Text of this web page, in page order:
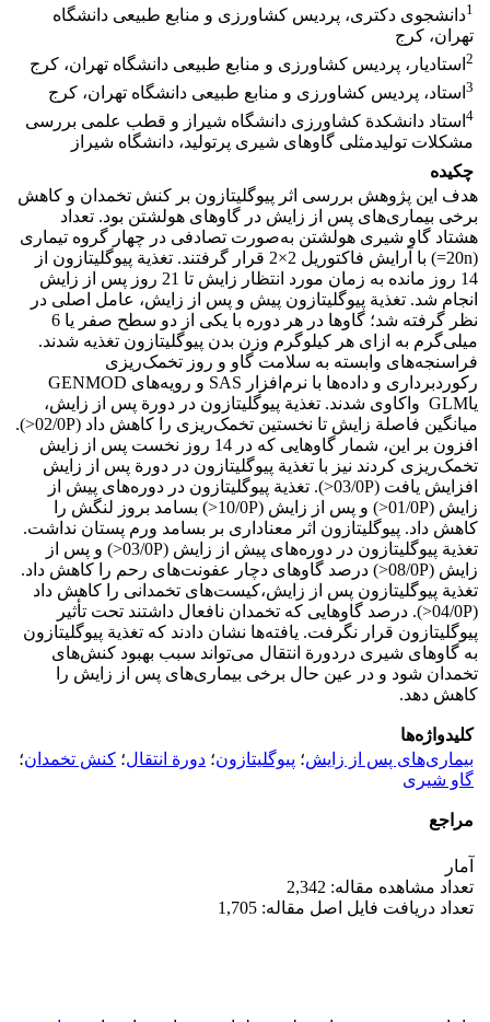
1دانشجوی دکتری، پردیس کشاورزی و منابع طبیعی دانشگاه
تهران، کرج
2 استادیار، پردیس کشاورزی و منابع طبیعی دانشگاه تهران، کرج
3 استاد، پردیس کشاورزی و منابع طبیعی دانشگاه تهران، کرج
4 استاد دانشکدة کشاورزی دانشگاه شیراز و قطب علمی بررسی
مشکلات تولیدمثلی گاوهای شیری پرتولید، دانشگاه شیراز
چکیده
هدف این پژوهش بررسی اثر پیوگلیتازون بر کنش تخمدان و کاهش
برخی بیماری‌های پس از زایش در گاوهای هولشتن بود. تعداد
هشتاد گاو شیری هولشتن به‌صورت تصادفی در چهار گروه تیماری
(20n=) با آرایش فاکتوریل 2×2 قرار گرفتند. تغذیة پیوگلیتازون از
14 روز مانده به زمان مورد انتظار زایش تا 21 روز پس از زایش
انجام شد. تغذیة پیوگلیتازون پیش و پس از زایش، عامل اصلی در
نظر گرفته شد؛ گاوها در هر دوره با یکی از دو سطح صفر یا 6
میلی‌گرم به ازای هر کیلوگرم وزن بدن پیوگلیتازون تغذیه شدند.
فراسنجه‌های وابسته به سلامت گاو و روز تخمک‌ریزی
رکوردبرداری و داده‌ها با نرم‌افزار SAS و رویه‌های GENMOD
یاGLM واکاوی شدند. تغذیة پیوگلیتازون در دورة پس از زایش،
میانگین فاصلة زایش تا نخستین تخمک‌ریزی را کاهش داد (02/0P<).
افزون بر این، شمار گاوهایی که در 14 روز نخست پس از زایش
تخمک‌ریزی کردند نیز با تغذیة پیوگلیتازون در دورة پس از زایش
افزایش یافت (03/0P<). تغذیة پیوگلیتازون در دوره‌های پیش از
زایش (01/0P<) و پس از زایش (10/0P<) بسامد بروز لنگش را
کاهش داد. پیوگلیتازون اثر معناداری بر بسامد ورم پستان نداشت.
تغذیة پیوگلیتازون در دوره‌های پیش از زایش (03/0P<) و پس از
زایش (08/0P<) درصد گاوهای دچار عفونت‌های رحم را کاهش داد.
تغذیة پیوگلیتازون پس از زایش،کیست‌های تخمدانی را کاهش داد
(04/0P<). درصد گاوهایی که تخمدان نافعال داشتند تحت تأثیر
پیوگلیتازون قرار نگرفت. یافته‌ها نشان دادند که تغذیة پیوگلیتازون
به گاوهای شیری دردورة انتقال می‌تواند سبب بهبود کنش‌های
تخمدان شود و در عین حال برخی بیماری‌های پس از زایش را
کاهش دهد.
کلیدواژه‌ها
بیماری‌های پس از زایش؛ پیوگلیتازون؛ دورة انتقال؛ کنش تخمدان؛
گاو شیری
مراجع
آمار
تعداد مشاهده مقاله: 2,342
تعداد دریافت فایل اصل مقاله: 1,705